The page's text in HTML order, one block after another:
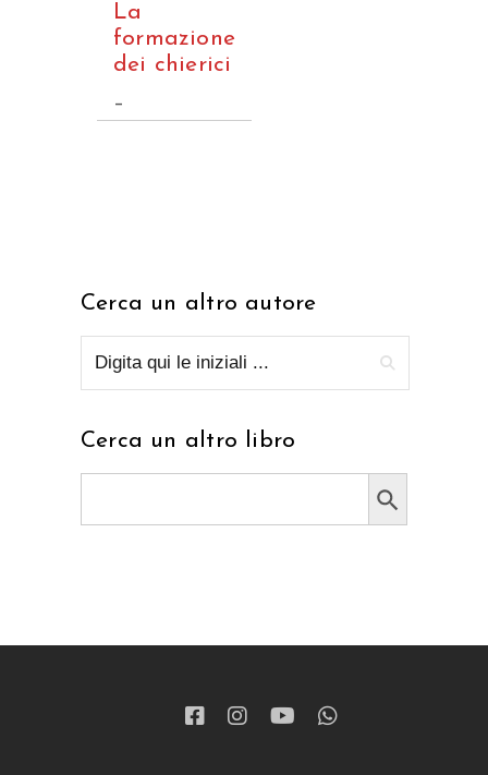
La
formazione
dei chierici
–
Cerca un altro autore
Cerca un altro libro
Search Button